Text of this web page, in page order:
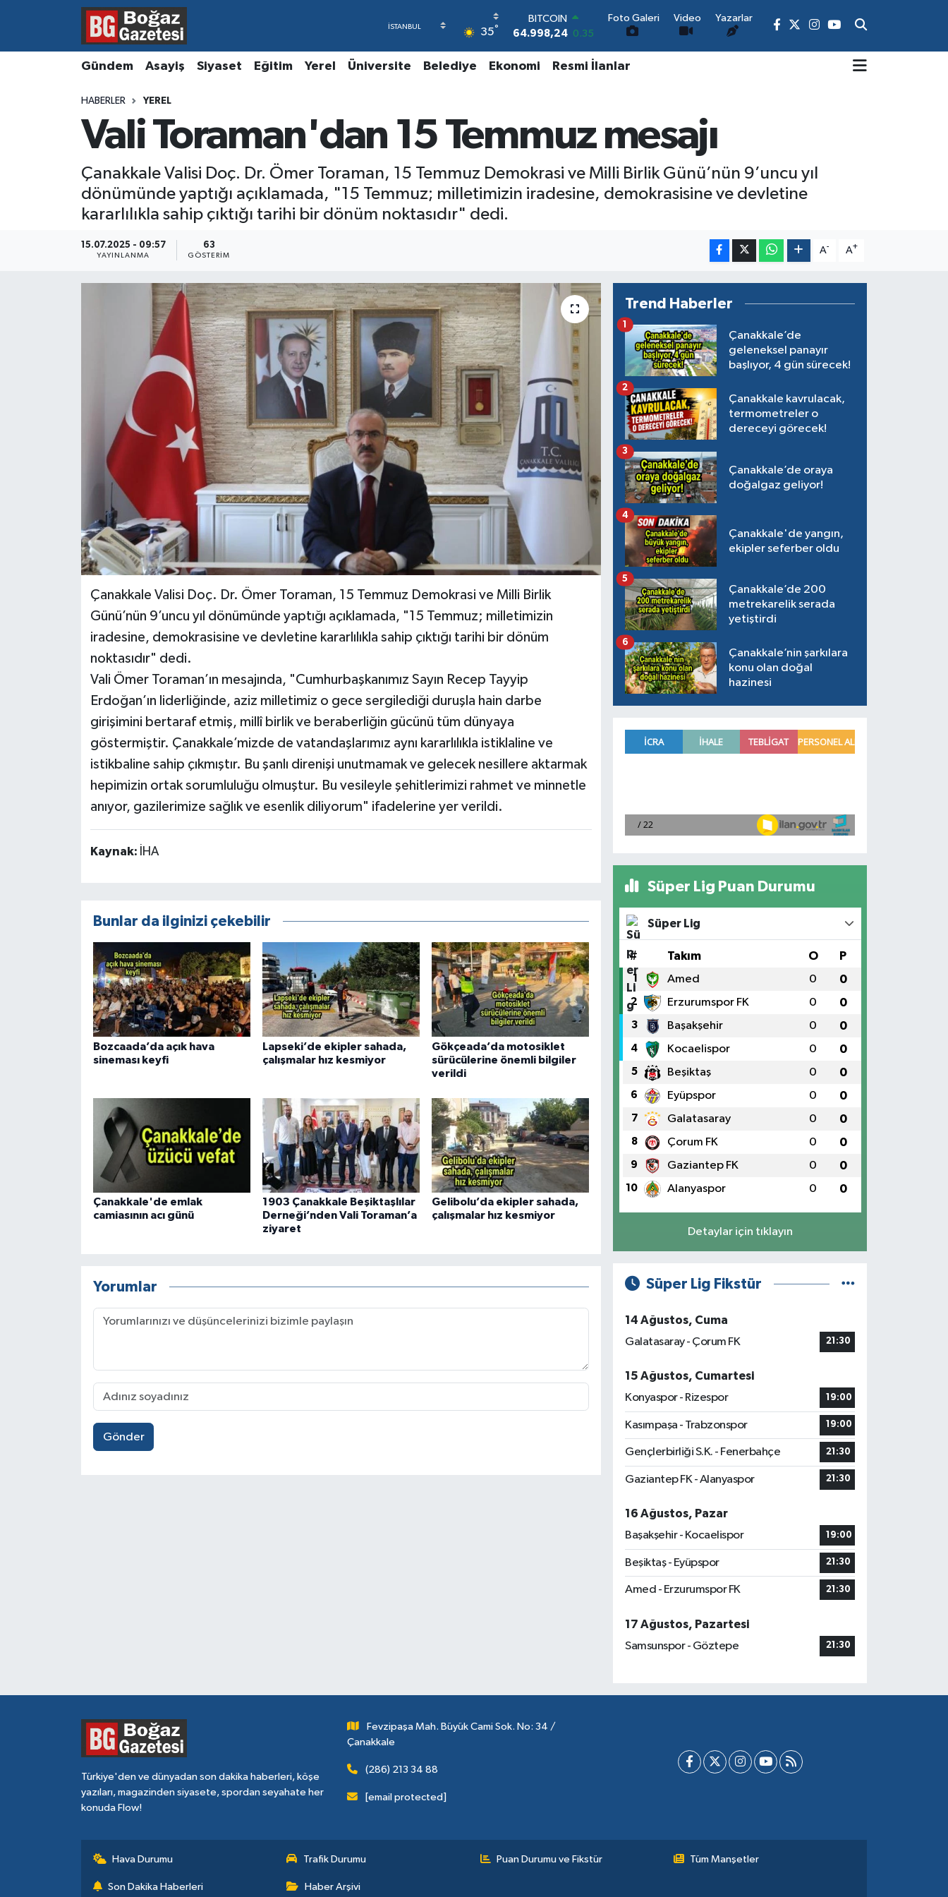
35°
BITCOIN
64.998,24 0.35
47,7436 0.18
GRAM ALTIN
6660.55
BİST100
13.779
-14
Foto Galeri Video Yazarlar
Gündem Asayiş Siyaset Eğitim Yerel Üniversite Belediye Ekonomi Resmi İlanlar
HABERLER YEREL
Vali Toraman'dan 15 Temmuz mesajı
Çanakkale Valisi Doç. Dr. Ömer Toraman, 15 Temmuz Demokrasi ve Milli Birlik Günü’nün 9’uncu yıl
dönümünde yaptığı açıklamada, "15 Temmuz; milletimizin iradesine, demokrasisine ve devletine
kararlılıkla sahip çıktığı tarihi bir dönüm noktasıdır" dedi.
15.07.2025 - 09:57
YAYINLANMA
63
GÖSTERIM
A- A+
Çanakkale Valisi Doç. Dr. Ömer Toraman, 15 Temmuz Demokrasi ve Milli Birlik
Günü’nün 9’uncu yıl dönümünde yaptığı açıklamada, "15 Temmuz; milletimizin
iradesine, demokrasisine ve devletine kararlılıkla sahip çıktığı tarihi bir dönüm
noktasıdır" dedi.
Vali Ömer Toraman’ın mesajında, "Cumhurbaşkanımız Sayın Recep Tayyip
Erdoğan’ın liderliğinde, aziz milletimiz o gece sergilediği duruşla hain darbe
girişimini bertaraf etmiş, millî birlik ve beraberliğin gücünü tüm dünyaya
göstermiştir. Çanakkale’mizde de vatandaşlarımız aynı kararlılıkla istiklaline ve
istikbaline sahip çıkmıştır. Bu şanlı direnişi unutmamak ve gelecek nesillere aktarmak
hepimizin ortak sorumluluğu olmuştur. Bu vesileyle şehitlerimizi rahmet ve minnetle
anıyor, gazilerimize sağlık ve esenlik diliyorum" ifadelerine yer verildi.
Kaynak: İHA
Bunlar da ilginizi çekebilir
Bozcaada’da açık hava
sineması keyfi
Lapseki’de ekipler sahada,
çalışmalar hız kesmiyor
Gökçeada’da motosiklet
sürücülerine önemli bilgiler
verildi
Çanakkale'de emlak
camiasının acı günü
1903 Çanakkale Beşiktaşlılar
Derneği’nden Vali Toraman’a
ziyaret
Gelibolu’da ekipler sahada,
çalışmalar hız kesmiyor
Yorumlar
Gönder
Trend Haberler
Çanakkale’de
geleneksel panayır
başlıyor, 4 gün sürecek!
1
Çanakkale kavrulacak,
termometreler o
dereceyi görecek!
2
Çanakkale’de oraya
doğalgaz geliyor!
3
Çanakkale'de yangın,
ekipler seferber oldu
4
Çanakkale’de 200
metrekarelik serada
yetiştirdi
5
Çanakkale’nin şarkılara
konu olan doğal
hazinesi
6
Süper Lig Puan Durumu
Süper Lig
# Takım O P
1 Amed 0 0
2 Erzurumspor FK 0 0
3 Başakşehir 0 0
4 Kocaelispor 0 0
5 Beşiktaş 0 0
6 Eyüpspor 0 0
7 Galatasaray 0 0
8 Çorum FK 0 0
9 Gaziantep FK 0 0
10 Alanyaspor 0 0
Detaylar için tıklayın
Süper Lig Fikstür
14 Ağustos, Cuma
Galatasaray - Çorum FK
21:30
15 Ağustos, Cumartesi
Konyaspor - Rizespor
19:00
Kasımpaşa - Trabzonspor 19:00
Gençlerbirliği S.K. - Fenerbahçe 21:30
Gaziantep FK - Alanyaspor 21:30
16 Ağustos, Pazar
Başakşehir - Kocaelispor
19:00
Beşiktaş - Eyüpspor 21:30
Amed - Erzurumspor FK 21:30
17 Ağustos, Pazartesi
Samsunspor - Göztepe
21:30
Türkiye'den ve dünyadan son dakika haberleri, köşe
yazıları, magazinden siyasete, spordan seyahate her
konuda Flow!
Fevzipaşa Mah. Büyük Cami Sok. No: 34 /
Çanakkale
(286) 213 34 88
[email protected]
Hava Durumu Trafik Durumu Puan Durumu ve Fikstür Tüm Manşetler
Son Dakika Haberleri Haber Arşivi
Asayiş
Ekonomi
Kültür ve Sanat
Hava Durumu
Süper Lig Puan Durumu ve Fikstür
Son Dakika Haberleri